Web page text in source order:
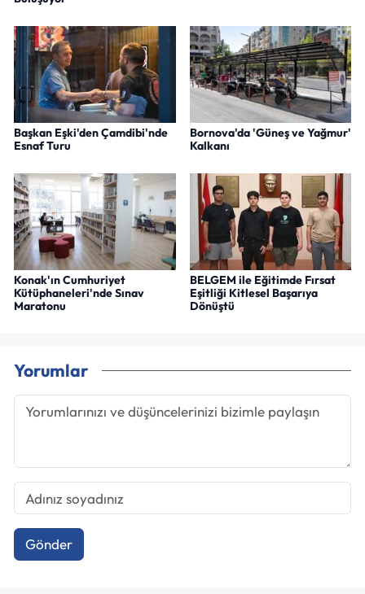
Başkan Eşki'den Çamdibi'nde
Esnaf Turu
Bornova'da 'Güneş ve Yağmur'
Kalkanı
Konak'ın Cumhuriyet
Kütüphaneleri'nde Sınav
Maratonu
BELGEM ile Eğitimde Fırsat
Eşitliği Kitlesel Başarıya
Dönüştü
Yorumlar
Gönder